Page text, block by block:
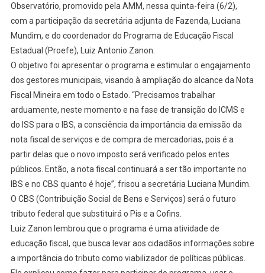
Observatório, promovido pela AMM, nessa quinta-feira (6/2),
com a participação da secretária adjunta de Fazenda, Luciana
Mundim, e do coordenador do Programa de Educação Fiscal
Estadual (Proefe), Luiz Antonio Zanon.
O objetivo foi apresentar o programa e estimular o engajamento
dos gestores municipais, visando à ampliação do alcance da Nota
Fiscal Mineira em todo o Estado. “Precisamos trabalhar
arduamente, neste momento e na fase de transição do ICMS e
do ISS para o IBS, a consciência da importância da emissão da
nota fiscal de serviços e de compra de mercadorias, pois é a
partir delas que o novo imposto será verificado pelos entes
públicos. Então, a nota fiscal continuará a ser tão importante no
IBS e no CBS quanto é hoje”, frisou a secretária Luciana Mundim.
O CBS (Contribuição Social de Bens e Serviços) será o futuro
tributo federal que substituirá o Pis e a Cofins.
Luiz Zanon lembrou que o programa é uma atividade de
educação fiscal, que busca levar aos cidadãos informações sobre
a importância do tributo como viabilizador de políticas públicas.